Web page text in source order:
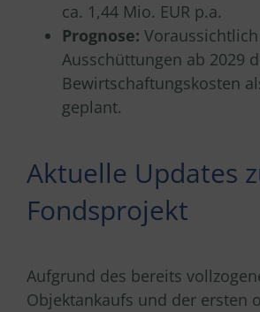
ca. 1,44 Mio. EUR p.a.
Prognose:
Ausschüttungen ab 2029
Bewirtschaftungskosten
geplant.
Aktuelle Updates
Fondsprojekt
Aufgrund des bereits
Objektankaufs und der ersten